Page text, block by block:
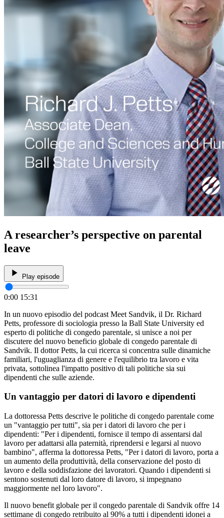
A researcher’s perspective on parental
leave
Play episode
0:00 15:31
In un nuovo episodio del podcast Meet Sandvik, il Dr. Richard
Petts, professore di sociologia presso la Ball State University ed
esperto di politiche di congedo parentale, si unisce a noi per
discutere del nuovo beneficio globale di congedo parentale di
Sandvik. Il dottor Petts, la cui ricerca si concentra sulle dinamiche
familiari, l'uguaglianza di genere e l'equilibrio tra lavoro e vita
privata, sottolinea l'impatto positivo di tali politiche sia sui
dipendenti che sulle aziende.
Un vantaggio per datori di lavoro e dipendenti
La dottoressa Petts descrive le politiche di congedo parentale come
un "vantaggio per tutti", sia per i datori di lavoro che per i
dipendenti: "Per i dipendenti, fornisce il tempo di assentarsi dal
lavoro per adattarsi alla paternità, riprendersi e legarsi al nuovo
bambino", afferma la dottoressa Petts, "Per i datori di lavoro, porta a
un aumento della produttività, della conservazione del posto di
lavoro e della soddisfazione dei lavoratori. Quando i dipendenti si
sentono sostenuti dal loro datore di lavoro, si impegnano
maggiormente nel loro lavoro".
Il nuovo benefit globale per il congedo parentale di Sandvik offre 14
settimane di congedo retribuito al 90% a tutti i dipendenti idonei a